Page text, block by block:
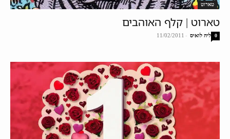
טארוט
טארוט | קלף האוהבים
ליה לואיס -
11/02/2011 0